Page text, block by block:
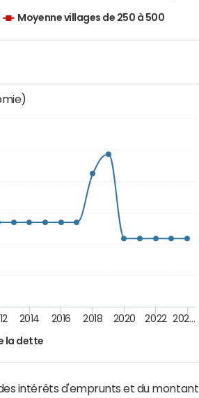
Moyenne villages de 250 à 500
la dette
2014 2016 2018 2020 2022 202…
intérêts d'emprunts et du montant